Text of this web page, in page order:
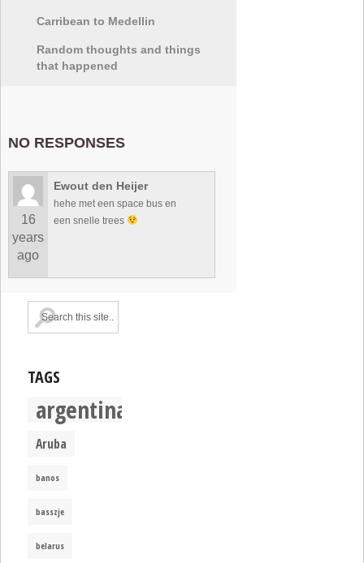
Carribean to Medellin
Random thoughts and things
that happened
NO RESPONSES
16
years
ago
Ewout den Heijer
hehe met een space bus en
een snelle trees
TAGS
argentina
Aruba
banos
basszje
belarus